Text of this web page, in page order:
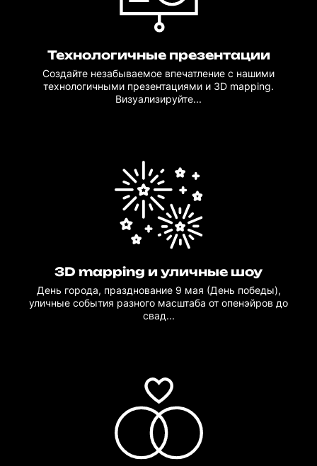
Технологичные презентации
Создайте незабываемое впечатление с нашими
технологичными презентациями и 3D mapping.
Визуализируйте...
3D mapping и уличные шоу
День города, празднование 9 мая (День победы),
уличные события разного масштаба от опенэйров до
свад...